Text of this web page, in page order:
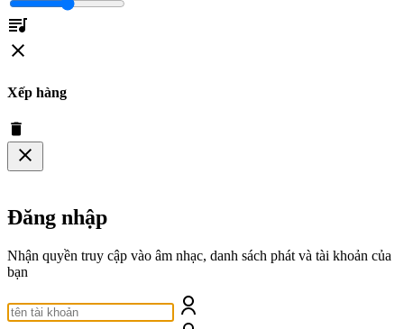
Xếp hàng
Đăng nhập
Nhận quyền truy cập vào âm nhạc, danh sách phát và tài khoản của
bạn